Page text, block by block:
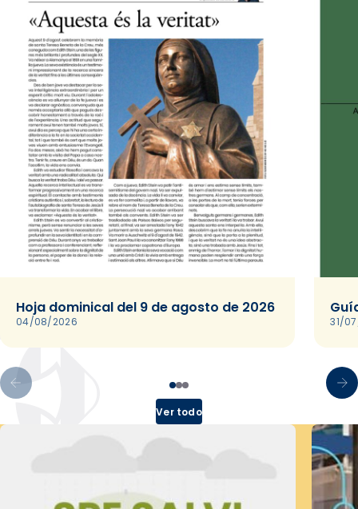
Hoja dominical del 9 de agosto de 2026
04/08/2026 31/
Ver todo